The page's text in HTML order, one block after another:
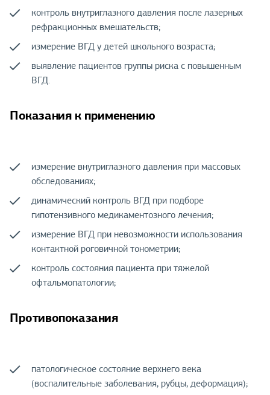
контроль внутриглазного давления после лазерных
рефракционных вмешательств;
измерение ВГД у детей школьного возраста;
выявление пациентов группы риска с повышенным
ВГД.
Показания к применению
измерение внутриглазного давления при массовых
обследованиях;
динамический контроль ВГД при подборе
гипотензивного медикаментозного лечения;
измерение ВГД при невозможности использования
контактной роговичной тонометрии;
контроль состояния пациента при тяжелой
офтальмопатологии;
Противопоказания
патологическое состояние верхнего века
(воспалительные заболевания, рубцы, деформация);